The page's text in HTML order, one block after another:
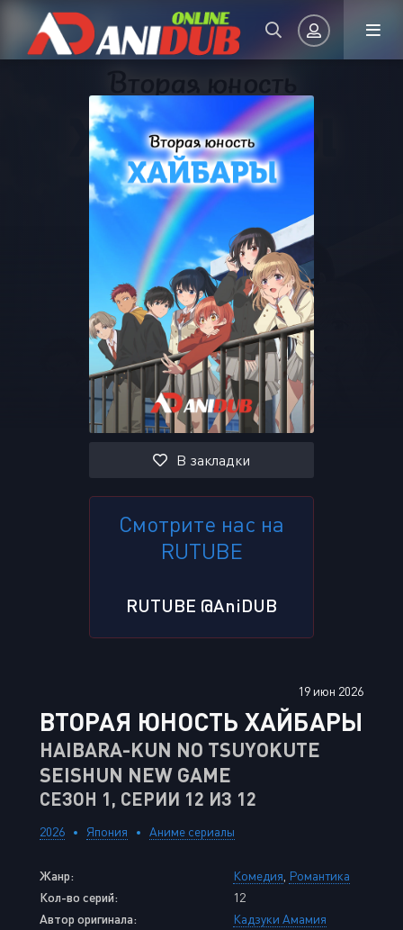
Авторизация
ВОЙТИ НА САЙТ
Регистрация Восстановить пароль
Или войти через
В закладки
Смотрите нас на
RUTUBE
RUTUBE @AniDUB
19 июн 2026
ВТОРАЯ ЮНОСТЬ ХАЙБАРЫ
HAIBARA-KUN NO TSUYOKUTE
SEISHUN NEW GAME
СЕЗОН 1, СЕРИИ 12 ИЗ 12
2026 Япония Аниме сериалы
Жанр: Комедия Романтика
Кол-во серий:
12
Автор оригинала:
Кадзуки Амамия